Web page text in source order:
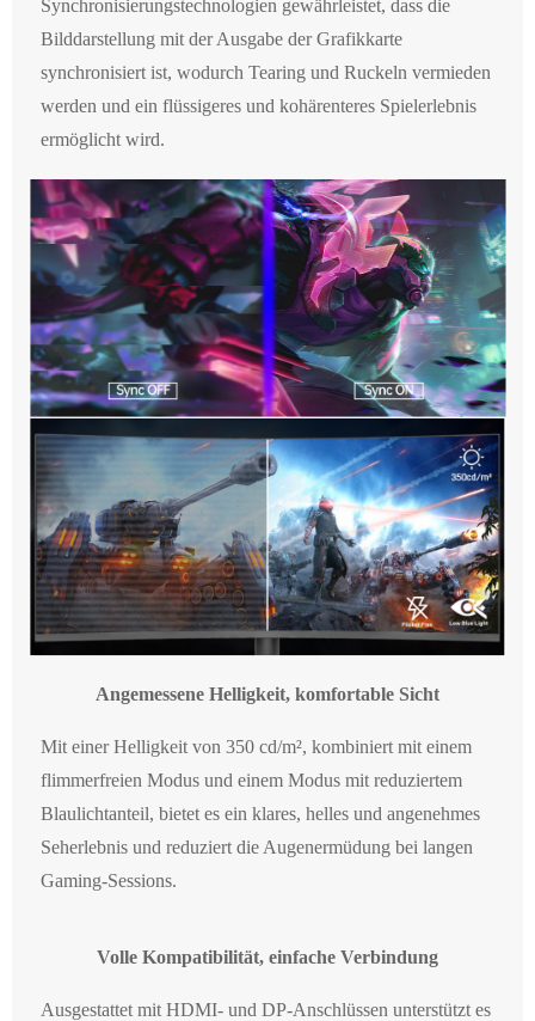
Synchronisierungstechnologien gewährleistet, dass die
Bilddarstellung mit der Ausgabe der Grafikkarte
synchronisiert ist, wodurch Tearing und Ruckeln vermieden
werden und ein flüssigeres und kohärenteres Spielerlebnis
ermöglicht wird.
Angemessene Helligkeit, komfortable Sicht
Mit einer Helligkeit von 350 cd/m², kombiniert mit einem
flimmerfreien Modus und einem Modus mit reduziertem
Blaulichtanteil, bietet es ein klares, helles und angenehmes
Seherlebnis und reduziert die Augenermüdung bei langen
Gaming-Sessions.
Volle Kompatibilität, einfache Verbindung
Ausgestattet mit HDMI- und DP-Anschlüssen unterstützt es